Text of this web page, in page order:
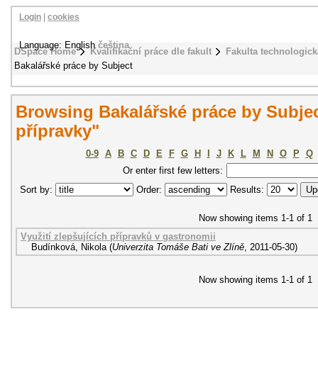
DSpace Home Kvalifikační práce dle fakult
Fakulta
Bakalářské práce by Subject
Login cookies
Language: Englishčeština
Browsing Bakalářské práce by
přípravky"
0-9 A B C D E F G H J K L M N O P
Q
Or enter first few letters:
Sort by:
Order: Results:
Now showing items 1-1 of 1
Využití zlepšujících přípravků v gastronomii
Budínková, Nikola (Univerzita Tomáše Bati ve Zlíně, 2011-05-30)
Now showing items 1-1 of 1